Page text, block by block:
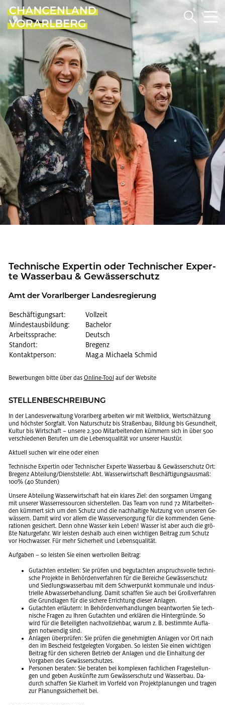
Tech­ni­sche Ex­per­tin oder Tech­ni­scher Ex­per­
te Was­ser­bau & Ge­wäs­ser­schutz
Amt der Vor­arl­ber­ger Lan­des­re­gie­rung
Beschäftigungsart:
Vollzeit
Mindestausbildung:
Bachelor
Arbeitssprache:
Deutsch
Standort:
Bregenz
Kontaktperson:
Mag.a Michaela Schmid
Be­wer­bun­gen bitte über das On­line-Tool auf der Web­site
STEL­LEN­BE­SCHREI­BUNG
In der Lan­des­ver­wal­tung Vor­arl­berg ar­bei­ten wir mit Weit­blick, Wert­schät­zung
und höchs­ter Sorg­falt. Von Na­tur­schutz bis Stra­ßen­bau, Bil­dung bis Ge­sund­heit,
Kul­tur bis Wirt­schaft – un­se­re 2.300 Mit­ar­bei­ten­den küm­mern sich in über 500
ver­schie­de­nen Be­ru­fen um die Le­bens­qua­li­tät vor un­se­rer Haus­tür.
Ak­tu­ell su­chen wir eine oder einen
Tech­ni­sche Ex­per­tin oder Tech­ni­scher Ex­per­te Was­ser­bau & Ge­wäs­ser­schutz Ort:
Bre­genz Ab­tei­lung/Dienst­stel­le: Abt. Was­ser­wirt­schaft Be­schäf­ti­gungs­aus­maß:
100% (40 Stun­den)
Un­se­re Ab­tei­lung Was­ser­wirt­schaft hat ein kla­res Ziel: den sorg­sa­men Um­gang
mit un­se­rer Was­ser­res­sour­cen si­cher­stel­len. Das Team von rund 72 Mit­ar­bei­ten­
den küm­mert sich um den Schutz und die nach­hal­ti­ge Nut­zung von un­se­ren Ge­
wäs­sern. Damit wird vor allem die Was­ser­ver­sor­gung für die kom­men­den Ge­ne­
ra­tio­nen ge­si­chert. Denn ohne Was­ser kein Leben! Was­ser ist aber auch die grö­
ß­te Na­tur­ge­fahr. Wir leis­ten des­halb auch einen wich­ti­gen Bei­trag zum Schutz
vor Hoch­was­ser. Für mehr Si­cher­heit und Le­bens­qua­li­tät.
Auf­ga­ben – so leis­ten Sie einen wert­vol­len Bei­trag:
Gut­ach­ten er­stel­len: Sie prü­fen und be­gut­ach­ten an­spruchs­vol­le tech­ni­
sche Pro­jek­te in Be­hör­den­ver­fah­ren für die Be­rei­che Ge­wäs­ser­schutz
und Sied­lungs­was­ser­bau mit dem Schwer­punkt kom­mu­na­le und in­dus­
tri­el­le Ab­was­ser­be­hand­lung. Damit schaf­fen Sie auch bei Gro­ß­ver­fah­ren
die Grund­la­gen für die si­che­re Er­rich­tung die­ser An­la­gen.
Gut­ach­ten er­läu­tern: In Be­hör­den­ver­hand­lun­gen be­ant­wor­ten Sie tech­
ni­sche Fra­gen zu Ihren Gut­ach­ten und er­klä­ren die Hin­ter­grün­de. So
wird für die Be­tei­lig­ten nach­voll­zieh­bar, warum z. B. be­stimm­te Auf­la­
gen not­wen­dig sind.
An­la­gen über­prü­fen: Sie prü­fen die ge­neh­mig­ten An­la­gen vor Ort nach
den im Be­scheid fest­ge­leg­ten Vor­ga­ben. So leis­ten Sie einen wich­ti­gen
Bei­trag für den si­che­ren Be­trieb der An­la­gen und die Ein­hal­tung der
Vor­ga­ben des Ge­wäs­ser­schut­zes.
Per­so­nen be­ra­ten: Sie be­ra­ten bei kom­ple­xen fach­li­chen Fra­ge­stel­lun­
gen und geben Aus­künf­te zum Ge­wäs­ser­schutz und Was­ser­bau. Da­
durch schaf­fen Sie Klar­heit im Vor­feld von Pro­jekt­pla­nun­gen und tra­gen
zur Pla­nungs­si­cher­heit bei.